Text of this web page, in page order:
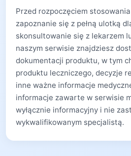
Przed rozpoczęciem
zapoznanie się z pełną ulotką
skonsultowanie się z lekarzem
naszym serwisie znajdziesz
dokumentacji produktu, w tym
produktu leczniczego, decyzje
inne ważne informacje
informacje zawarte w serwisie
wyłącznie informacyjny i nie
wykwalifikowanym specjalistą.